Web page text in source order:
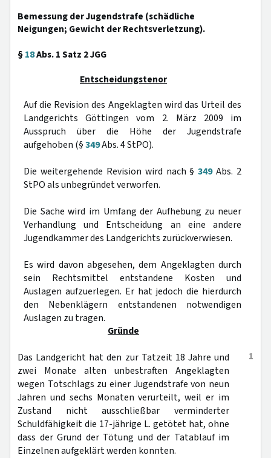
Bemessung der Jugendstrafe (schädliche
Neigungen; Gewicht der Rechtsverletzung).
§18Abs. 1 Satz 2 JGG
Entscheidungstenor
Auf die Revision des Angeklagten wird das Urteil des
Landgerichts Göttingen vom 2. März 2009 im
Ausspruch über die Höhe der Jugendstrafe
aufgehoben (§349Abs. 4 StPO).
Die weitergehende Revision wird nach §349Abs. 2
StPO als unbegründet verworfen.
Die Sache wird im Umfang der Aufhebung zu neuer
Verhandlung und Entscheidung an eine andere
Jugendkammer des Landgerichts zurückverwiesen.
Es wird davon abgesehen, dem Angeklagten durch
sein Rechtsmittel entstandene Kosten und
Auslagen aufzuerlegen. Er hat jedoch die hierdurch
den Nebenklägern entstandenen notwendigen
Auslagen zu tragen.
Gründe
1
Das Landgericht hat den zur Tatzeit 18 Jahre und
zwei Monate alten unbestraften Angeklagten
wegen Totschlags zu einer Jugendstrafe von neun
Jahren und sechs Monaten verurteilt, weil er im
Zustand nicht ausschließbar verminderter
Schuldfähigkeit die 17-jährige L. getötet hat, ohne
dass der Grund der Tötung und der Tatablauf im
Einzelnen aufgeklärt werden konnten.